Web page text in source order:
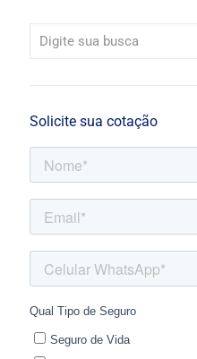
Solicite sua cotação